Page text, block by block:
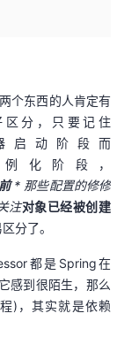
个东西的人肯定有
分，只要记住
器启动阶段而
例化阶段，
* 那些配置的修修
注对象已经被创建
分了。
都是Spring在
感到很陌生，那么
)，其实就是依赖